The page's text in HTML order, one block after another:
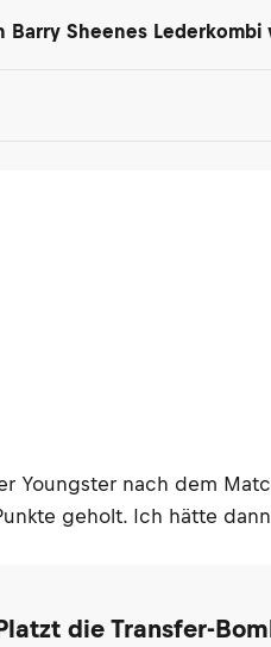
Barry Sheenes
Youngster nach dem
geholt. Ich hätte
die Transfer-